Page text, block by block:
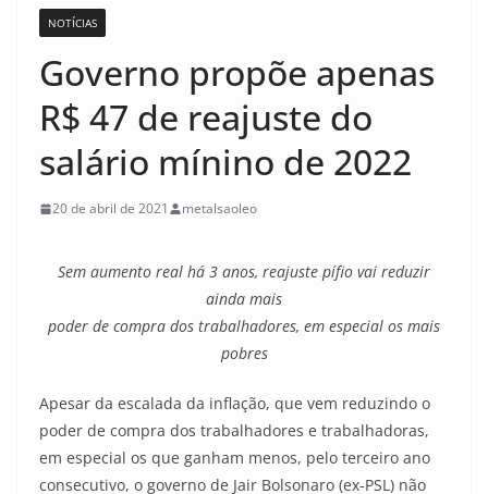
NOTÍCIAS
Governo propõe apenas
R$ 47 de reajuste do
salário mínino de 2022
20 de abril de 2021 metalsaoleo
Sem aumento real há 3 anos, reajuste pífio vai reduzir
ainda mais
poder de compra dos trabalhadores, em especial os mais
pobres
Apesar da escalada da inflação, que vem reduzindo o
poder de compra dos trabalhadores e trabalhadoras,
em especial os que ganham menos, pelo terceiro ano
consecutivo, o governo de Jair Bolsonaro (ex-PSL) não